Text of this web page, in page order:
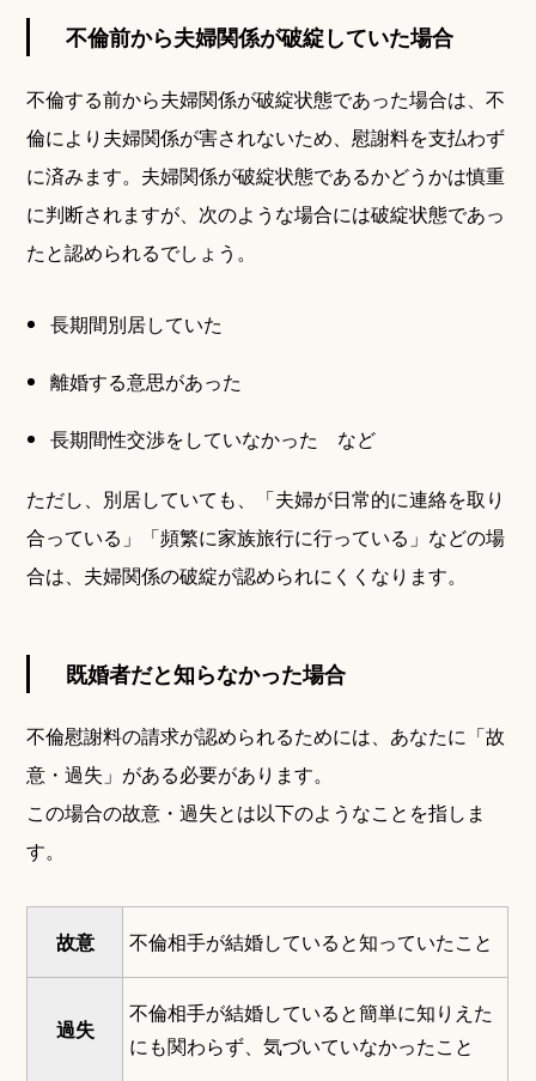
不倫前から夫婦関係が破綻していた場合
不倫する前から夫婦関係が破綻状態であった場合は、不
倫により夫婦関係が害されないため、慰謝料を支払わず
に済みます。夫婦関係が破綻状態であるかどうかは慎重
に判断されますが、次のような場合には破綻状態であっ
たと認められるでしょう。
長期間別居していた
離婚する意思があった
長期間性交渉をしていなかった など
ただし、別居していても、「夫婦が日常的に連絡を取り
合っている」「頻繁に家族旅行に行っている」などの場
合は、夫婦関係の破綻が認められにくくなります。
既婚者だと知らなかった場合
不倫慰謝料の請求が認められるためには、あなたに「故
意・過失」がある必要があります。
この場合の故意・過失とは以下のようなことを指しま
す。
故意 不倫相手が結婚していると知っていたこと
過失
不倫相手が結婚していると簡単に知りえた
にも関わらず、気づいていなかったこと